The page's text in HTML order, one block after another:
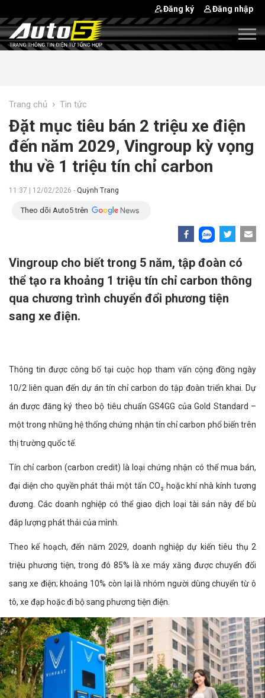
Đăng ký Đăng nhập
Trang chủ › Tin tức
Đặt mục tiêu bán 2 triệu xe điện
đến năm 2029, Vingroup kỳ vọng
thu về 1 triệu tín chỉ carbon
11:37 | 12/02/2026 - Quỳnh Trang
Theo dõi Auto5 trên
Vingroup cho biết trong 5 năm, tập đoàn có
thể tạo ra khoảng 1 triệu tín chỉ carbon thông
qua chương trình chuyển đổi phương tiện
sang xe điện.
Thông tin được công bố tại cuộc họp tham vấn cộng đồng ngày
10/2 liên quan đến dự án tín chỉ carbon do tập đoàn triển khai. Dự
án được đăng ký theo bộ tiêu chuẩn GS4GG của Gold Standard –
một trong những hệ thống chứng nhận tín chỉ carbon phổ biến trên
thị trường quốc tế.
Tín chỉ carbon (carbon credit) là loại chứng nhận có thể mua bán,
đại diện cho quyền phát thải một tấn CO₂ hoặc khí nhà kính tương
đương. Các doanh nghiệp có thể giao dịch loại tài sản này để bù
đắp lượng phát thải của mình.
Theo kế hoạch, đến năm 2029, doanh nghiệp dự kiến tiêu thụ 2
triệu phương tiện, trong đó 85% là xe máy xăng được chuyển đổi
sang xe điện; khoảng 10% còn lại là nhóm người dùng chuyển từ ô
tô, xe đạp hoặc đi bộ sang phương tiện điện.